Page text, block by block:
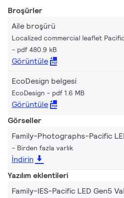
Broşürler
Aile broşürü
Localized commercial leaflet
pdf 480.9 kB
Görüntüle
EcoDesign belgesi
EcoDesign pdf 1.6 MB
Görüntüle
Görseller
Family-Photographs-Pacific
Birden fazla varlık
İndirin
Yazılım eklentileri
Family-IES-Pacific LED Gen5